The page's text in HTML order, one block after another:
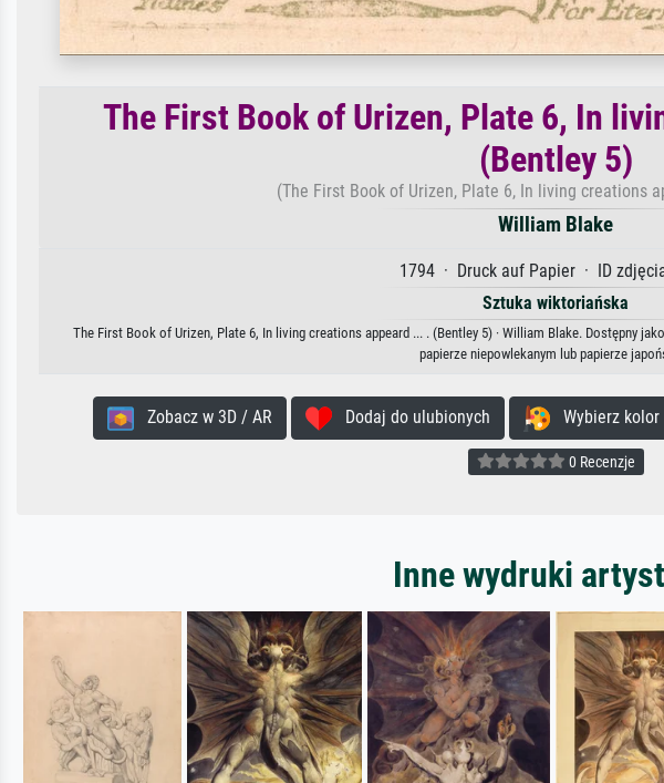
The First Book of Urizen, Plate 6, In
(Bentley 5)
(The First Book of Urizen, Plate 6, In living creations
William Blake
1794 · Druck auf Papier · ID
Sztuka wiktoriańska
The First Book of Urizen, Plate 6, In living creations appeard ... . (Bentley 5) · William Blake. Dostępny
papierze niepowlekanym lub papierze
Zobacz w 3D / AR Dodaj do ulubionych Wybierz kolor
0 Recenzje
Inne wydruki